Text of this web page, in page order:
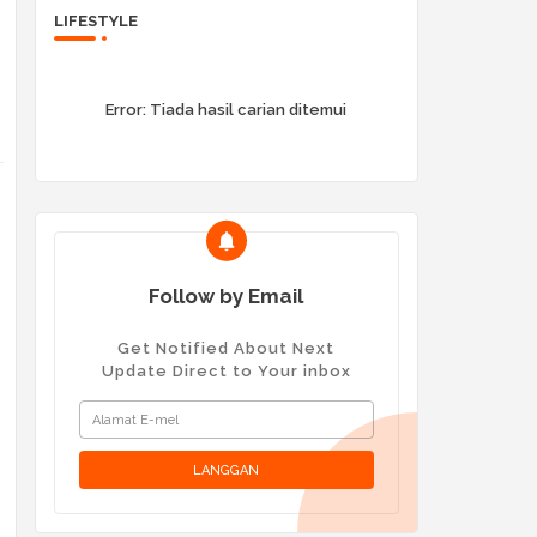
LIFESTYLE
Error: Tiada hasil carian ditemui
Follow by Email
Get Notified About Next
Update Direct to Your inbox